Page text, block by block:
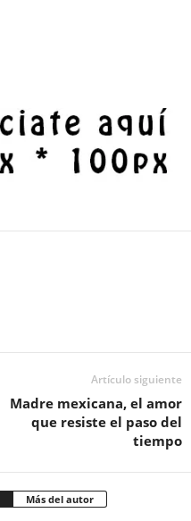
Artículo siguiente
Madre mexicana, el amor
que resiste el paso del
tiempo
Más del autor